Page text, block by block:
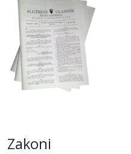
Zakoni